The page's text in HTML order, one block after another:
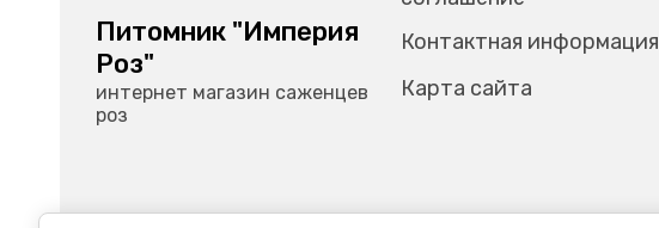
Питомник "Империя
Роз"
интернет магазин саженцев
роз
Контактная информация
Карта сайта